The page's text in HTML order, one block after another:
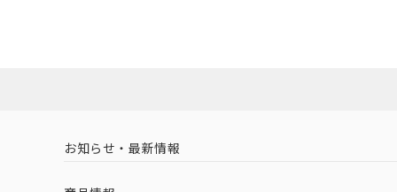
中国 RoHS 注意事項・凡例
（イギリス
（ノルウェー
お知らせ・最新情報